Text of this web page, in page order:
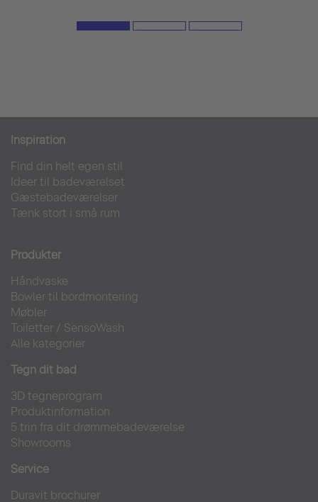
Inspiration
Find din helt egen stil
Ideer til badeværelset
Gæstebadeværelser
Tænk stort i små rum
Produkter
Håndvaske
Bowler til bordmontering
Møbler
Toiletter / SensoWash
Alle kategorier
Tegn dit bad
3D tegneprogram
Produktinformation
5 trin fra dit drømmebadeværelse
Showrooms
Service
Duravit brochurer